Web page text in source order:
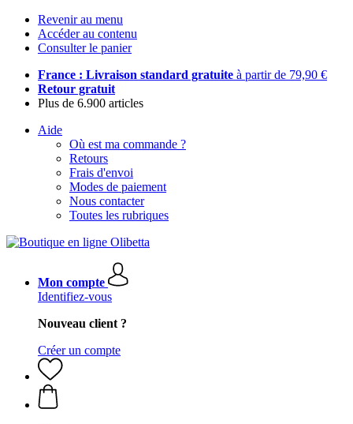
Revenir au menu
Accéder au contenu
Consulter le panier
France : Livraison standard gratuite à partir de 79,90 €
Retour gratuit
Plus de 6.900 articles
Aide
Où est ma commande ?
Retours
Frais d'envoi
Modes de paiement
Nous contacter
Toutes les rubriques
Mon compte
Identifiez-vous
Nouveau client ?
Créer un compte